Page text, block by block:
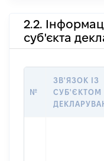
2.2.
суб'єкта
№
ЗВ'ЯЗОК ІЗ
СУБ'ЄКТОМ